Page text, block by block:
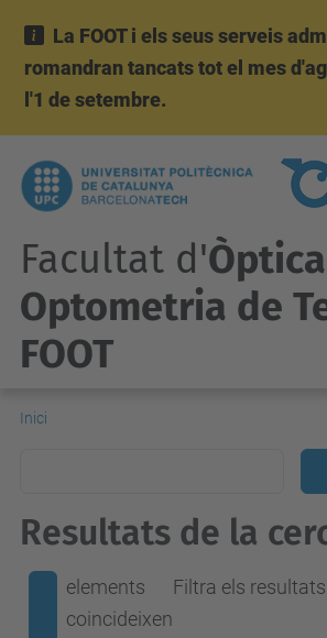
La FOOT i els seus serveis
romandran tancats tot el mes
l'1 de setembre.
Facultat d'
Optometria de
FOOT
Inici
Resultats de la
elements
coincideixen
Filtra els resultats.